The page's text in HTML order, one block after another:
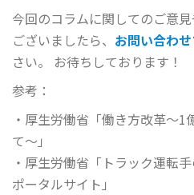
今回のコラムに関してのご意
ございましたら、 お問い合わ
さい。 お待ちしております！
参考：
・厚生労働省「働き方改革～
て～」
・厚生労働省「トラック運転
ポータルサイト」